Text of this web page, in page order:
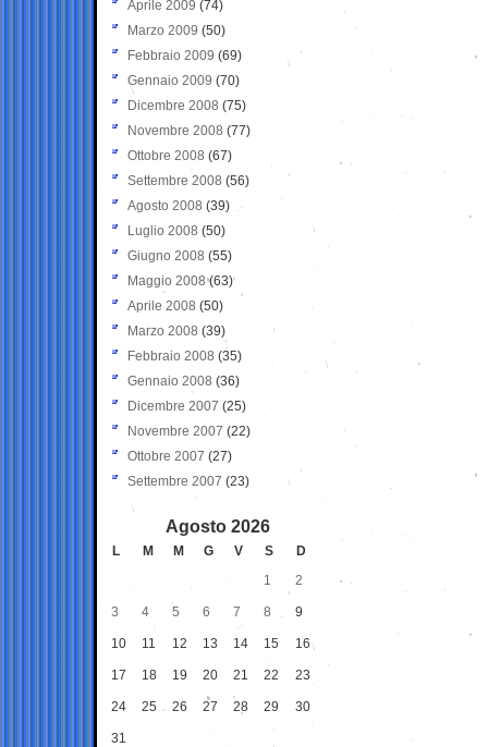
Aprile 2009 (74)
Marzo 2009 (50)
Febbraio 2009 (69)
Gennaio 2009 (70)
Dicembre 2008 (75)
Novembre 2008 (77)
Ottobre 2008 (67)
Settembre 2008 (56)
Agosto 2008 (39)
Luglio 2008 (50)
Giugno 2008 (55)
Maggio 2008(63)
Aprile 2008 (50)
Marzo 2008 (39)
Febbraio 2008 (35)
Gennaio 2008 (36)
Dicembre 2007 (25)
Novembre 2007 (22)
Ottobre 2007 (27)
Settembre 2007 (23)
Agosto 2026
L M M G V S
D
1
2
3 4 5 6 7 8 9
10 11 12 13 14 15 16
17 18 19 20 21 22 23
24 25 26 27 28 29 30
31